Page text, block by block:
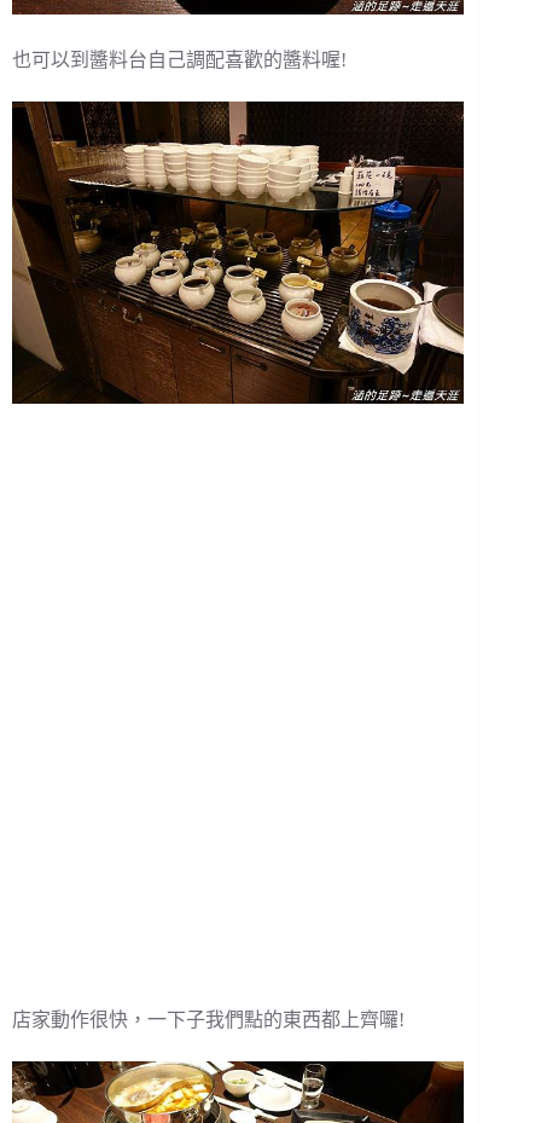
也可以到醬料台自己調配喜歡的醬料喔!
店家動作很快，一下子我們點的東西都上齊囉!